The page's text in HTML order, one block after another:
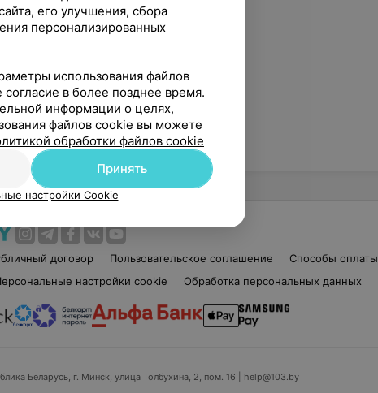
договор Пользовательское соглашение Способы оплаты
настройки cookie Обработка персональных данных
Беларусь, г. Минск, улица Толбухина, 2, пом. 16 | help@103.by
его улучшения, сбора
персонализированных
использования файлов
в более позднее время.
информации о целях,
файлов cookie вы можете
обработки файлов cookie
Принять
настройки Cookie